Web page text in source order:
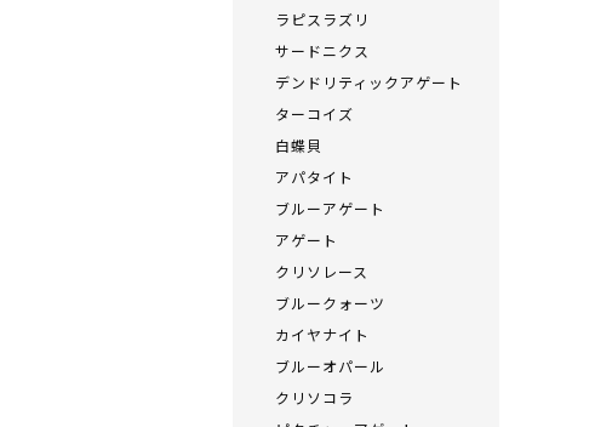
ラピスラズリ
サードニクス
デンドリティックアゲート
ターコイズ
白蝶貝
アパタイト
ブルーアゲート
アゲート
クリソレース
ブルークォーツ
カイヤナイト
ブルーオパール
クリソコラ